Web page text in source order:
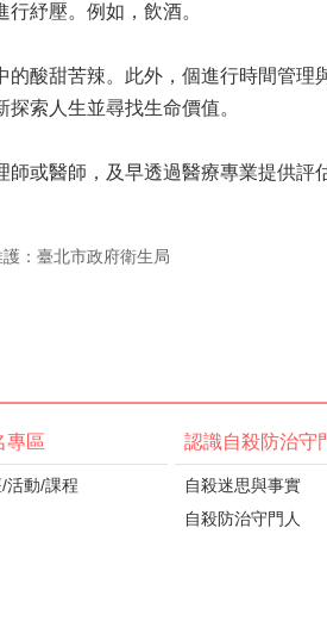
紓壓。例如，飲酒。
酸甜苦辣。此外，個進行時間管理
索人生並尋找生命價值。
或醫師，及早透過醫療專業提供評
護：臺北市政府衛生局
專區
活動/課程
認識自殺防治守
自殺迷思與事實
自殺防治守門人